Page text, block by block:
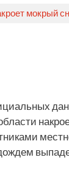
мокрый